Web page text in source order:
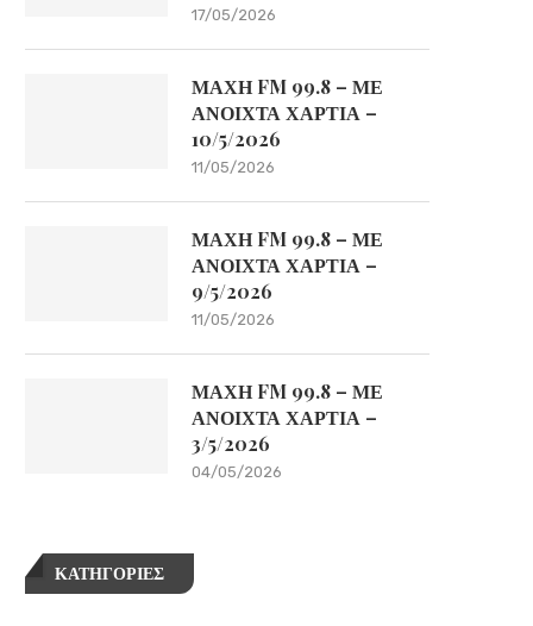
17/05/2026
ΜΑΧΗ FM 99.8 – ΜΕ
ΑΝΟΙΧΤΑ ΧΑΡΤΙΑ –
10/5/2026
11/05/2026
ΜΑΧΗ FM 99.8 – ΜΕ
ΑΝΟΙΧΤΑ ΧΑΡΤΙΑ –
9/5/2026
11/05/2026
ΜΑΧΗ FM 99.8 – ΜΕ
ΑΝΟΙΧΤΑ ΧΑΡΤΙΑ –
3/5/2026
04/05/2026
ΚΑΤΗΓΟΡΙΕΣ